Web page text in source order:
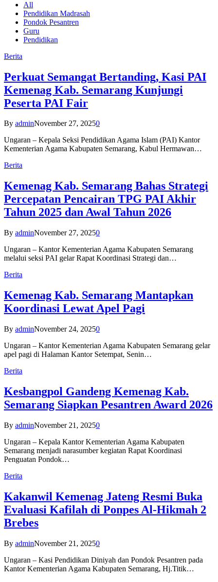
All
Pendidikan Madrasah
Pondok Pesantren
Guru
Pendidikan
Berita
Perkuat Semangat Bertanding, Kasi PAI
Kemenag Kab. Semarang Kunjungi
Peserta PAI Fair
By adminNovember 27, 20250
Ungaran – Kepala Seksi Pendidikan Agama Islam (PAI) Kantor
Kementerian Agama Kabupaten Semarang, Kabul Hermawan…
Berita
Kemenag Kab. Semarang Bahas Strategi
Percepatan Pencairan TPG PAI Akhir
Tahun 2025 dan Awal Tahun 2026
By adminNovember 27, 20250
Ungaran – Kantor Kementerian Agama Kabupaten Semarang
melalui seksi PAI gelar Rapat Koordinasi Strategi dan…
Berita
Kemenag Kab. Semarang Mantapkan
Koordinasi Lewat Apel Pagi
By adminNovember 24, 20250
Ungaran – Kantor Kementerian Agama Kabupaten Semarang gelar
apel pagi di Halaman Kantor Setempat, Senin…
Berita
Kesbangpol Gandeng Kemenag Kab.
Semarang Siapkan Pesantren Award 2026
By adminNovember 21, 20250
Ungaran – Kepala Kantor Kementerian Agama Kabupaten
Semarang menjadi narasumber kegiatan Rapat Koordinasi
Penguatan Pondok…
Berita
Kakanwil Kemenag Jateng Resmi Buka
Evaluasi Kafilah di Ponpes Al-Hikmah 2
Brebes
By adminNovember 21, 20250
Ungaran – Kasi Pendidikan Diniyah dan Pondok Pesantren pada
Kantor Kementerian Agama Kabupaten Semarang, Hj.Titik…